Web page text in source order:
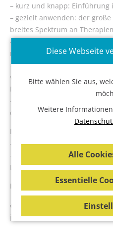
Produkte
Schröpfgläser
Tapes
Therapie-
&
Praxiszubehör
Therapielaser
Therapielaser-
Waagen
Partner
Kontakt
– kurz und knapp: Einführung
– gezielt anwenden: der
breites Spektrum an
– so wird’s gemacht:
richtige Platzierung der
– Anregungen für die
viele Hinweise zur
Naturheilverfahren
– anschauliche Fallbeispiele
der Anwendung
Neu in der 6. Auflage
– Schröpfen der Fußreflexzone
– Neue
Burnout, Wetterfühligkeit
ISBN:
978-3-8304-7758-7
€ 62,80
inkl. 10% MwSt.
Diese Webseite
Bitte wählen Sie aus,
Weitere
Alle
Essentielle